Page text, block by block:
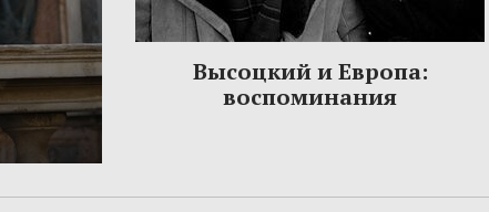
Высоцкий и Европа:
воспоминания